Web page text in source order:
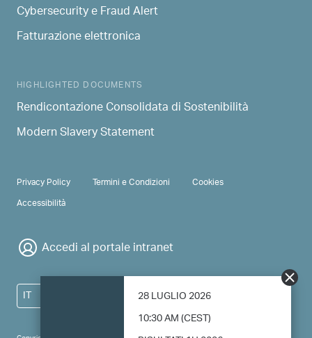
28 LUGLIO 2026
10:30 AM (CEST)
Cybersecurity e Fraud Alert
Fatturazione elettronica
HIGHLIGHTED DOCUMENTS
Rendicontazione Consolidata di Sostenibilità
Modern Slavery Statement
PRIVACY & TERMS
Privacy Policy Termini e Condizioni
Cookies
Accessibilità
Accedi al portale intranet
IT